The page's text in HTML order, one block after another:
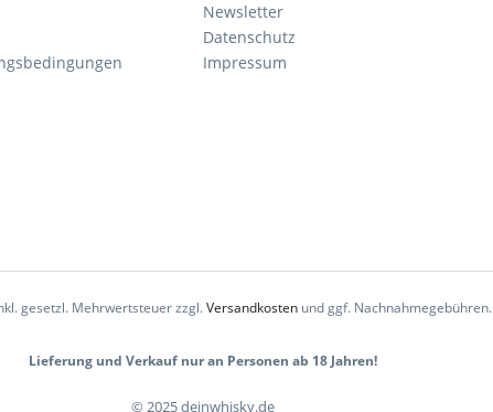
Newsletter
Datenschutz
Impressum
gesetzl. Mehrwertsteuer zzgl.Versandkosten und ggf. Nachnahmegebühren.
Lieferung und Verkauf nur an Personen ab 18 Jahren!
© 2025 deinwhisky.de